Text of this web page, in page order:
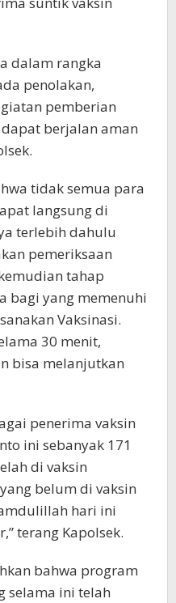
dalam rangka
penolakan,
pemberian
berjalan aman
tidak semua para
langsung di
terlebih dahulu
pemeriksaan
tahap
bagi yang memenuhi
Vaksinasi.
30 menit,
bisa melanjutkan
penerima vaksin
ini sebanyak 171
di vaksin
belum di vaksin
hari ini
terang Kapolsek.
bahwa program
selama ini telah